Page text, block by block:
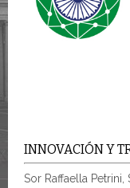
INNOVACIÓN Y
Sor Raffaella